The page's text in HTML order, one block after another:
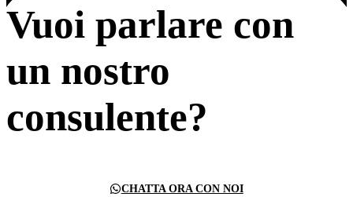
Vuoi parlare con
un nostro
consulente?
CHATTA ORA CON NOI